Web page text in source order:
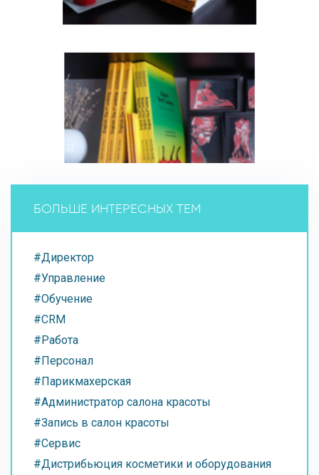
БОЛЬШЕ ИНТЕРЕСНЫХ ТЕМ
#Директор
#Управление
#Обучение
#CRM
#Работа
#Персонал
#Парикмахерская
#Администратор салона красоты
#Запись в салон красоты
#Сервис
#Дистрибьюция косметики и оборудования